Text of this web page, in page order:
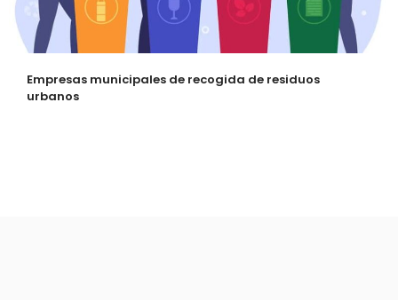
Empresas municipales de recogida de residuos
urbanos